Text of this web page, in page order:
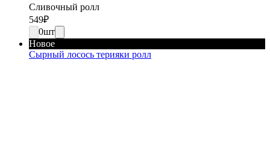
Сливочный ролл
549₽
0шт
Новое
Сырный лосось терияки ролл